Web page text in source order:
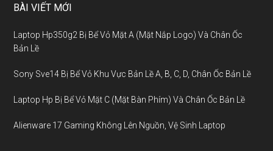
BÀI VIẾT MỚI
Laptop Hp350g2 Bị Bể Vỏ Mặt A (Mặt Nắp Logo) Và Chân Ốc
Bản Lề
Sony Sve14 Bị Bể Vỏ Khu Vực Bản Lề A, B, C, D, Chân Ốc Bản Lề
Laptop Hp Bị Bể Vỏ Mặt C (Mặt Bàn Phím) Và Chân Ốc Bản Lề
Alienware 17 Gaming Không Lên Nguồn, Vệ Sinh Laptop